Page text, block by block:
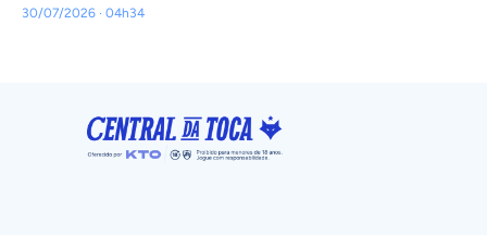
30/07/2026 · 04h34